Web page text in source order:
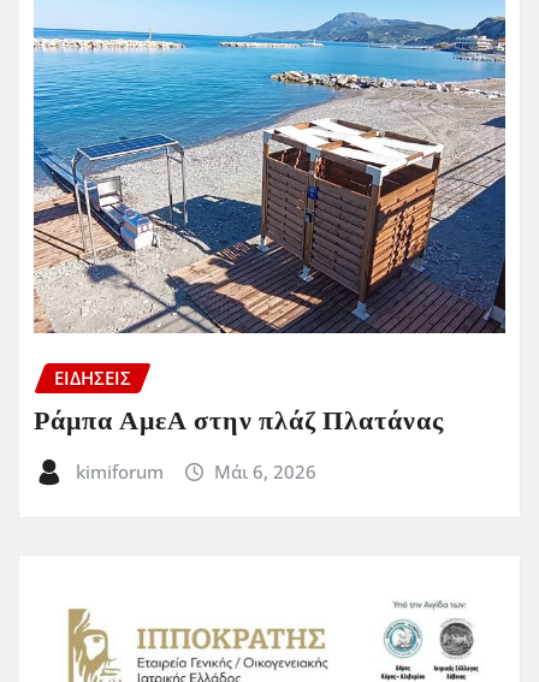
ΕΙΔΗΣΕΙΣ
Ράμπα ΑμεΑ στην πλάζ Πλατάνας
kimiforum Μάι 6, 2026